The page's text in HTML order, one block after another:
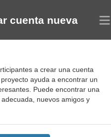
cuenta nueva
a crear una cuenta
ayuda a encontrar un
Puede encontrar una
nuevos amigos y